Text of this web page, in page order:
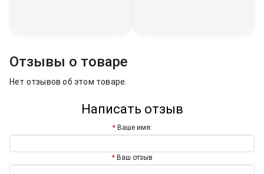
Отзывы о товаре
Нет отзывов об этом товаре.
Написать отзыв
Ваше имя:
Ваш отзыв